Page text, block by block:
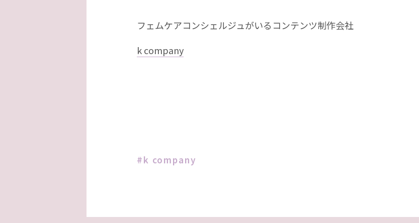
フェムケアコンシェルジュがいるコンテンツ制作会社
k company
k company